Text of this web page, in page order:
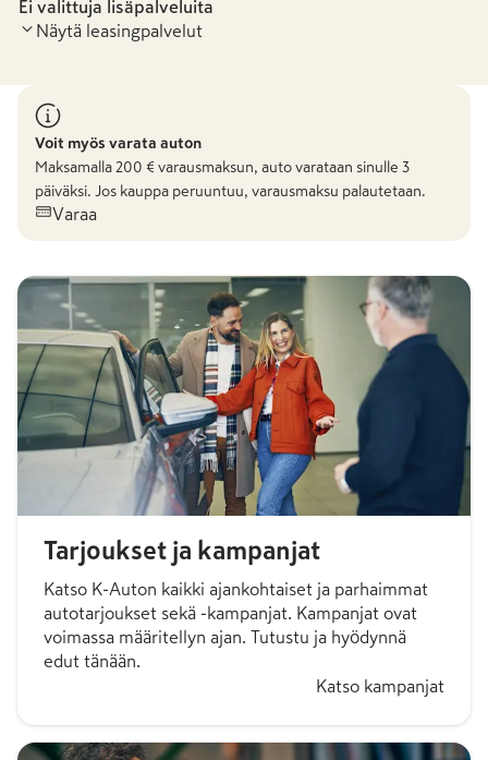
Ei valittuja lisäpalveluita
Näytä leasingpalvelut
Voit myös varata auton
Maksamalla 200 € varausmaksun, auto varataan sinulle 3
päiväksi. Jos kauppa peruuntuu, varausmaksu palautetaan.
Varaa
Tarjoukset ja kampanjat
Katso K-Auton kaikki ajankohtaiset ja parhaimmat
autotarjoukset sekä -kampanjat. Kampanjat ovat
voimassa määritellyn ajan. Tutustu ja hyödynnä
edut tänään.
Katso kampanjat